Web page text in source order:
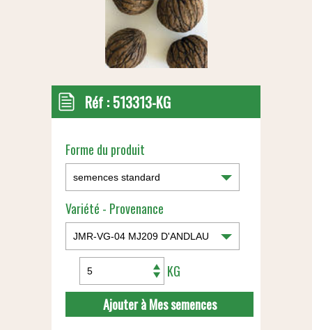
Réf : 513313-KG
Forme du produit
Variété - Provenance
KG
Ajouter à Mes semences